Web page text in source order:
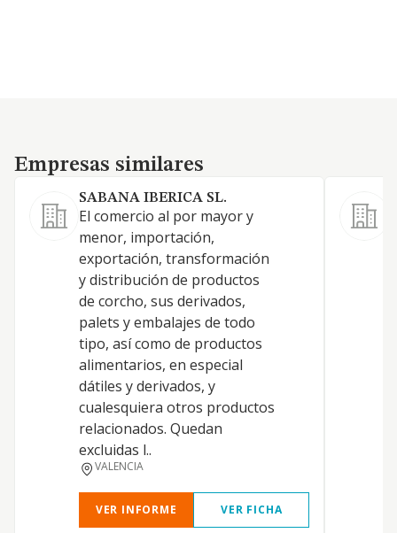
Empresas similares
Empresas similares
SABANA IBERICA SL.
El comercio al por mayor y
menor, importación,
exportación, transformación
y distribución de productos
de corcho, sus derivados,
palets y embalajes de todo
tipo, así como de productos
alimentarios, en especial
dátiles y derivados, y
cualesquiera otros productos
relacionados. Quedan
excluidas l..
VALENCIA
VER INFORME VER FICHA